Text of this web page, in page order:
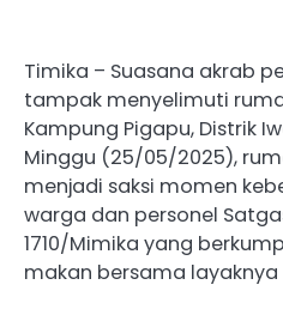
Timika – Suasana akrab
tampak menyelimuti
Kampung Pigapu, Distrik
Minggu (25/05/2025),
menjadi saksi momen
warga dan personel
1710/Mimika yang
makan bersama